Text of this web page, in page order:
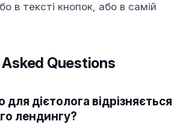
в тексті кнопок, або в самій
Questions
для дієтолога відрізняється
лендингу?